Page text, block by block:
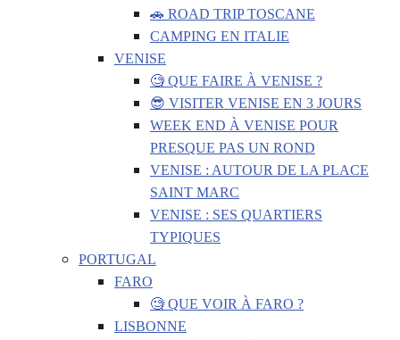
🚗 ROAD TRIP TOSCANE
CAMPING EN ITALIE
VENISE
🧐 QUE FAIRE À VENISE ?
😎 VISITER VENISE EN 3 JOURS
WEEK END À VENISE POUR
PRESQUE PAS UN ROND
VENISE : AUTOUR DE LA PLACE
SAINT MARC
VENISE : SES QUARTIERS
TYPIQUES
PORTUGAL
FARO
🧐 QUE VOIR À FARO ?
LISBONNE